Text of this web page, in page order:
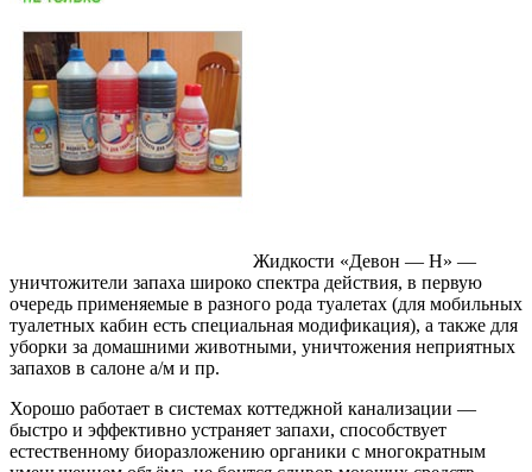
Жидкости «Девон — Н» —
уничтожители запаха широко спектра действия, в первую
очередь применяемые в разного рода туалетах (для мобильных
туалетных кабин есть специальная модификация), а также для
уборки за домашними животными, уничтожения неприятных
запахов в салоне а/м и пр.
Хорошо работает в системах коттеджной канализации —
быстро и эффективно устраняет запахи, способствует
естественному биоразложению органики с многократным